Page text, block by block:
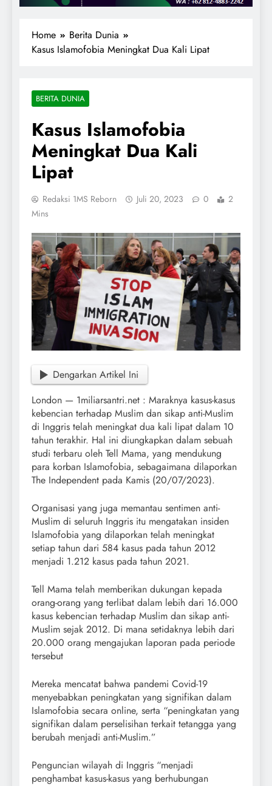
Home
Berita Dunia
Kasus Islamofobia Meningkat Dua Kali Lipat
BERITA DUNIA
Kasus Islamofobia
Meningkat Dua Kali
Lipat
Redaksi 1MS Reborn Juli 20, 2023 0
2
Mins
Dengarkan Artikel Ini
London — 1miliarsantri.net : Maraknya kasus-kasus
kebencian terhadap Muslim dan sikap anti-Muslim
di Inggris telah meningkat dua kali lipat dalam 10
tahun terakhir. Hal ini diungkapkan dalam sebuah
studi terbaru oleh Tell Mama, yang mendukung
para korban Islamofobia, sebagaimana dilaporkan
The Independent pada Kamis (20/07/2023).
Organisasi yang juga memantau sentimen anti-
Muslim di seluruh Inggris itu mengatakan insiden
Islamofobia yang dilaporkan telah meningkat
setiap tahun dari 584 kasus pada tahun 2012
menjadi 1.212 kasus pada tahun 2021.
Tell Mama telah memberikan dukungan kepada
orang-orang yang terlibat dalam lebih dari 16.000
kasus kebencian terhadap Muslim dan sikap anti-
Muslim sejak 2012. Di mana setidaknya lebih dari
20.000 orang mengajukan laporan pada periode
tersebut
Mereka mencatat bahwa pandemi Covid-19
menyebabkan peningkatan yang signifikan dalam
Islamofobia secara online, serta “peningkatan yang
signifikan dalam perselisihan terkait tetangga yang
berubah menjadi anti-Muslim.”
Penguncian wilayah di Inggris “menjadi
penghambat kasus-kasus yang berhubungan